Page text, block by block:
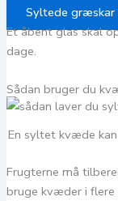
Syltede græskar
Et åbent glas skal
dage.
Sådan bruger du
En syltet kvæde
Frugterne må
bruge kvæder i flere